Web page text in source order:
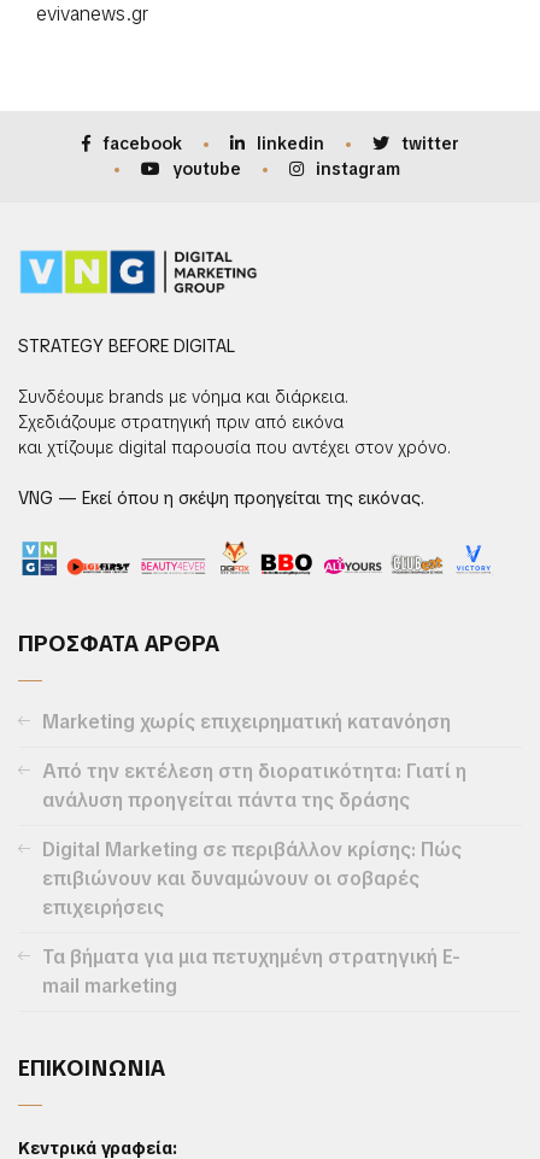
evivanews.gr
facebook linkedin
twitter
youtube
instagram
STRATEGY BEFORE DIGITAL
Συνδέουμε brands με νόημα και διάρκεια.
Σχεδιάζουμε στρατηγική πριν από εικόνα
και χτίζουμε digital παρουσία που αντέχει στον χρόνο.
VNG — Εκεί όπου η σκέψη προηγείται της εικόνας.
ΠΡΟΣΦΑΤΑ ΑΡΘΡΑ
Marketing χωρίς επιχειρηματική κατανόηση
Από την εκτέλεση στη διορατικότητα: Γιατί η
ανάλυση προηγείται πάντα της δράσης
Digital Marketing σε περιβάλλον κρίσης: Πώς
επιβιώνουν και δυναμώνουν οι σοβαρές
επιχειρήσεις
Τα βήματα για μια πετυχημένη στρατηγική E-
mail marketing
ΕΠΙΚΟΙΝΩΝΙΑ
Κεντρικά γραφεία: